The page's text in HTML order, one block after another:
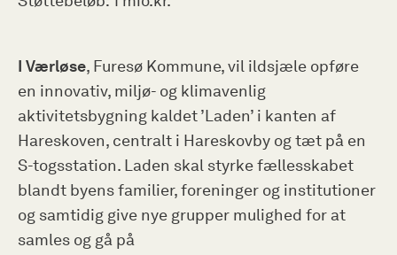
I Værløse, Furesø Kommune, vil ildsjæle opføre
en innovativ, miljø- og klimavenlig
aktivitetsbygning kaldet ’Laden’ i kanten af
Hareskoven, centralt i Hareskovby og tæt på en
S-togsstation. Laden skal styrke fællesskabet
blandt byens familier, foreninger og institutioner
og samtidig give nye grupper mulighed for at
samles og gå på